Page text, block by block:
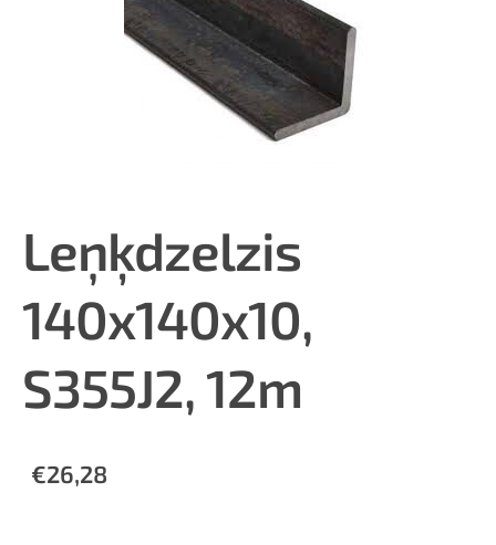
Leņķdzelzis
140x140x10,
S355J2, 12m
€26,28